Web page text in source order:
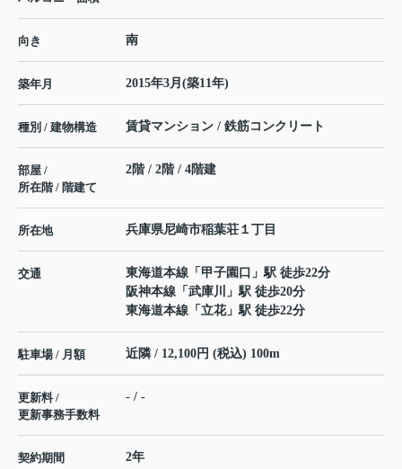
向き 南
築年月 2015年3月(築11年)
種別 / 建物構造 賃貸マンション / 鉄筋コンクリート
部屋 /
所在階 / 階建て
2階 / 2階 / 4階建
所在地 兵庫県尼崎市稲葉荘 １丁目
交通 東海道本線 「 甲子園口 」駅 徒歩22分
阪神本線 「 武庫川
」駅 徒歩20分
東海道本線 「 立花」駅 徒歩22分
駐車場 / 月額 近隣 / 12,100円 (税込) 100m
更新料 /
更新事務手数料
- / -
契約期間 2年